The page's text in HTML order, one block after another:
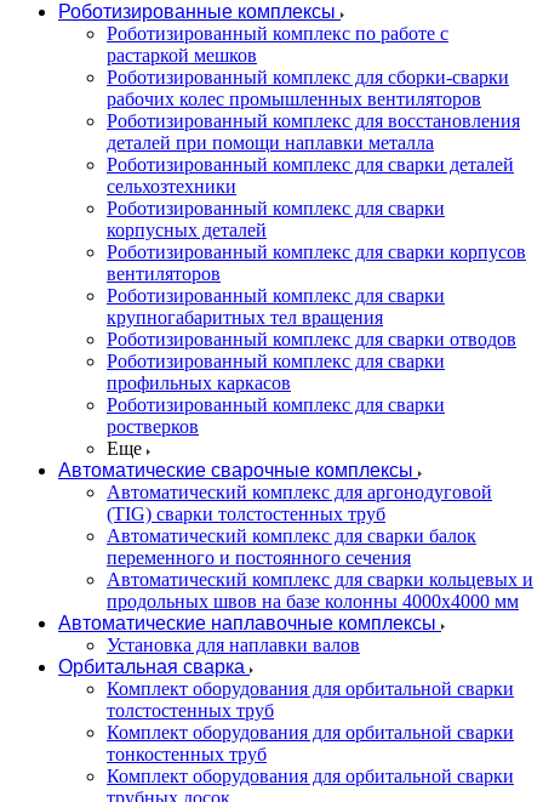
Роботизированные комплексы
Роботизированный комплекс по работе с
растаркой мешков
Роботизированный комплекс для сборки-сварки
рабочих колес промышленных вентиляторов
Роботизированный комплекс для восстановления
деталей при помощи наплавки металла
Роботизированный комплекс для сварки деталей
сельхозтехники
Роботизированный комплекс для сварки
корпусных деталей
Роботизированный комплекс для сварки корпусов
вентиляторов
Роботизированный комплекс для сварки
крупногабаритных тел вращения
Роботизированный комплекс для сварки отводов
Роботизированный комплекс для сварки
профильных каркасов
Роботизированный комплекс для сварки
ростверков
Еще
Автоматические сварочные комплексы
Автоматический комплекс для аргонодуговой
(TIG) сварки толстостенных труб
Автоматический комплекс для сварки балок
переменного и постоянного сечения
Автоматический комплекс для сварки кольцевых и
продольных швов на базе колонны 4000x4000 мм
Автоматические наплавочные комплексы
Установка для наплавки валов
Орбитальная сварка
Комплект оборудования для орбитальной сварки
толстостенных труб
Комплект оборудования для орбитальной сварки
тонкостенных труб
Комплект оборудования для орбитальной сварки
трубных досок